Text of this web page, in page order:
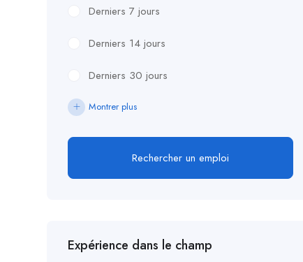
Derniers 7 jours
Derniers 14 jours
Derniers 30 jours
Montrer plus
Rechercher un emploi
Expérience dans le champ